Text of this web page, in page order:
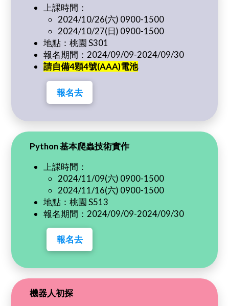
上課時間：
2024/10/26(六) 0900-1500
2024/10/27(日) 0900-1500
地點：桃園 S301
報名期間：2024/09/09-2024/09/30
請自備4顆4號(AAA)電池
報名去
Python 基本爬蟲技術實作
上課時間：
2024/11/09(六) 0900-1500
2024/11/16(六) 0900-1500
地點：桃園 S513
報名期間：2024/09/09-2024/09/30
報名去
機器人初探